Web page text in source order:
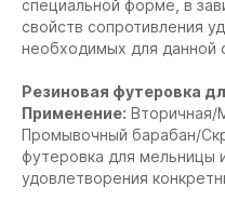
специальной форме, в
свойств сопротивления
необходимых для данной
Резиновая футеровка
Применение: Вторичная/
Промывочный барабан/
футеровка для мельницы
удовлетворения